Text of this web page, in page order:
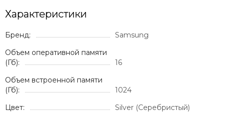
Характеристики
Бренд:
Samsung
Объем оперативной памяти
(Гб):
16
Объем встроенной памяти
(Гб):
1024
Цвет:
Silver (Серебристый)